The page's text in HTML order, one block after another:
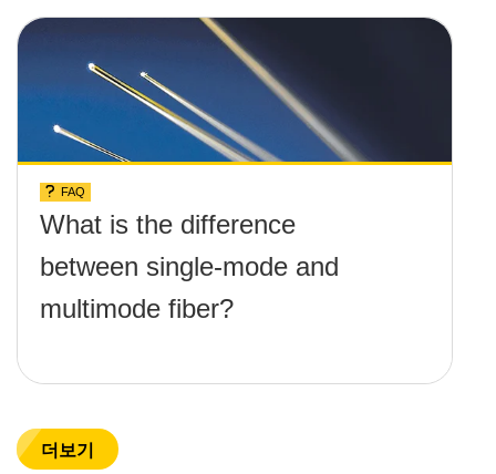
FAQ
What is the difference
between single-mode and
multimode fiber?
더보기